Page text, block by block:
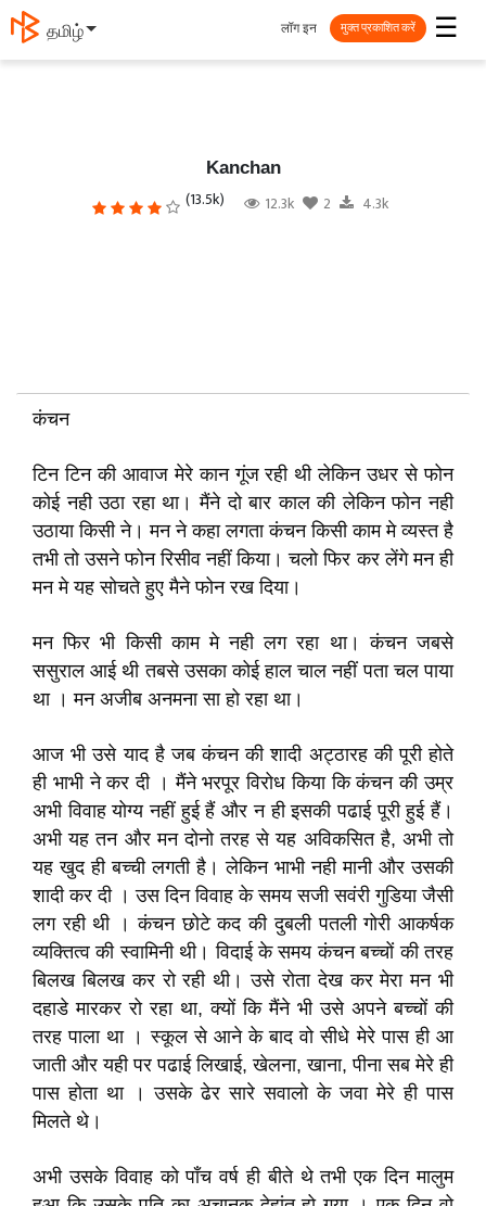
తెలుగు ☰
लॉग इन मुक्त प्रकाशित करें
Kanchan
(13.5k) 12.3k 2 4.3k
कंचन
टिन टिन की आवाज मेरे कान गूंज रही थी लेकिन उधर से फोन
कोई नही उठा रहा था। मैंने दो बार काल की लेकिन फोन नही
उठाया किसी ने। मन ने कहा लगता कंचन किसी काम मे व्यस्त है
तभी तो उसने फोन रिसीव नहीं किया। चलो फिर कर लेंगे मन ही
मन मे यह सोचते हुए मैने फोन रख दिया।
मन फिर भी किसी काम मे नही लग रहा था। कंचन जबसे
ससुराल आई थी तबसे उसका कोई हाल चाल नहीं पता चल पाया
था । मन अजीब अनमना सा हो रहा था।
आज भी उसे याद है जब कंचन की शादी अट्ठारह की पूरी होते
ही भाभी ने कर दी । मैंने भरपूर विरोध किया कि कंचन की उम्र
अभी विवाह योग्य नहीं हुई हैं और न ही इसकी पढाई पूरी हुई हैं।
अभी यह तन और मन दोनो तरह से यह अविकसित है, अभी तो
यह खुद ही बच्ची लगती है। लेकिन भाभी नही मानी और उसकी
शादी कर दी । उस दिन विवाह के समय सजी सवंरी गुडिया जैसी
लग रही थी । कंचन छोटे कद की दुबली पतली गोरी आकर्षक
व्यक्तित्व की स्वामिनी थी। विदाई के समय कंचन बच्चों की तरह
बिलख बिलख कर रो रही थी। उसे रोता देख कर मेरा मन भी
दहाडे मारकर रो रहा था, क्यों कि मैंने भी उसे अपने बच्चों की
तरह पाला था । स्कूल से आने के बाद वो सीधे मेरे पास ही आ
जाती और यही पर पढाई लिखाई, खेलना, खाना, पीना सब मेरे ही
पास होता था । उसके ढेर सारे सवालो के जवा मेरे ही पास
मिलते थे।
अभी उसके विवाह को पाँच वर्ष ही बीते थे तभी एक दिन मालुम